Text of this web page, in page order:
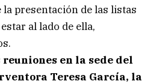
presentación de las listas
al lado de ella,
en la sede del
Teresa García, la